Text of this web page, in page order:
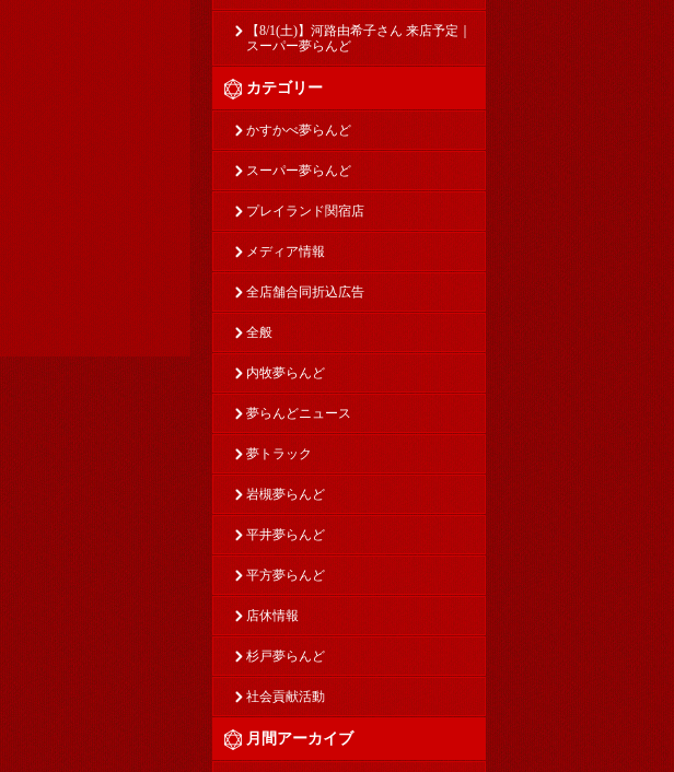
【8/1(土)】河路由希子さん 来店予定｜
スーパー夢らんど
カテゴリー
かすかべ夢らんど
スーパー夢らんど
プレイランド関宿店
メディア情報
全店舗合同折込広告
全般
内牧夢らんど
夢らんどニュース
夢トラック
岩槻夢らんど
平井夢らんど
平方夢らんど
店休情報
杉戸夢らんど
社会貢献活動
月間アーカイブ